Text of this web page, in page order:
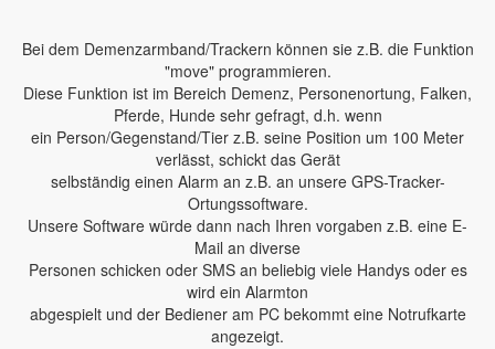
Bei dem Demenzarmband/Trackern können sie z.B. die Funktion
"move" programmieren.
Diese Funktion ist im Bereich Demenz, Personenortung, Falken,
Pferde, Hunde sehr gefragt, d.h. wenn
ein Person/Gegenstand/Tier z.B. seine Position um 100 Meter
verlässt, schickt das Gerät
selbständig einen Alarm an z.B. an unsere GPS-Tracker-
Ortungssoftware.
Unsere Software würde dann nach Ihren vorgaben z.B. eine E-
Mail an diverse
Personen schicken oder SMS an beliebig viele Handys oder es
wird ein Alarmton
abgespielt und der Bediener am PC bekommt eine Notrufkarte
angezeigt.